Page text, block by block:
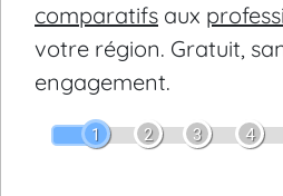
comparatifs aux
votre région. Gratuit,
engagement.
1 2 3 4